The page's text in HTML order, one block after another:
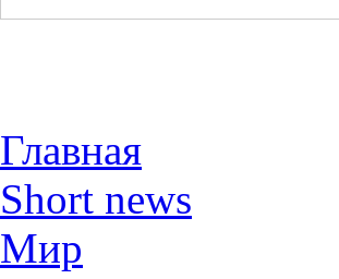
Главная
Short news
Мир